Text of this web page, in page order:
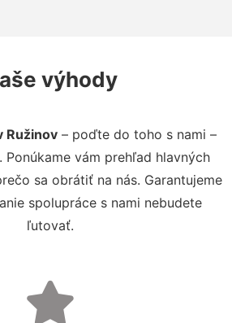
výhody
Ružinov– poďte do toho s nami –
Ponúkame vám prehľad hlavných
sa obrátiť na nás. Garantujeme
spolupráce s nami nebudete
ľutovať.